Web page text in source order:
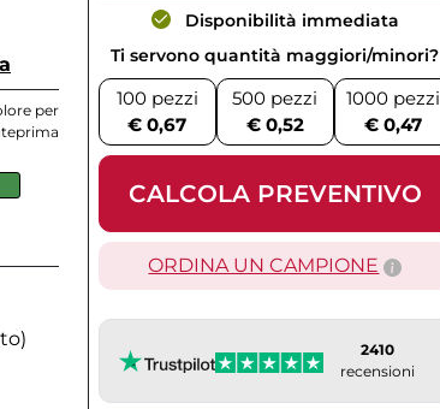
per
Disponibilità immediata
Ti servono quantità maggiori/minori?
100 pezzi
€ 0,67
500 pezzi
€ 0,52
1000 pezzi
€ 0,47
CALCOLA PREVENTIVO
ORDINA UN CAMPIONE
2410
recensioni